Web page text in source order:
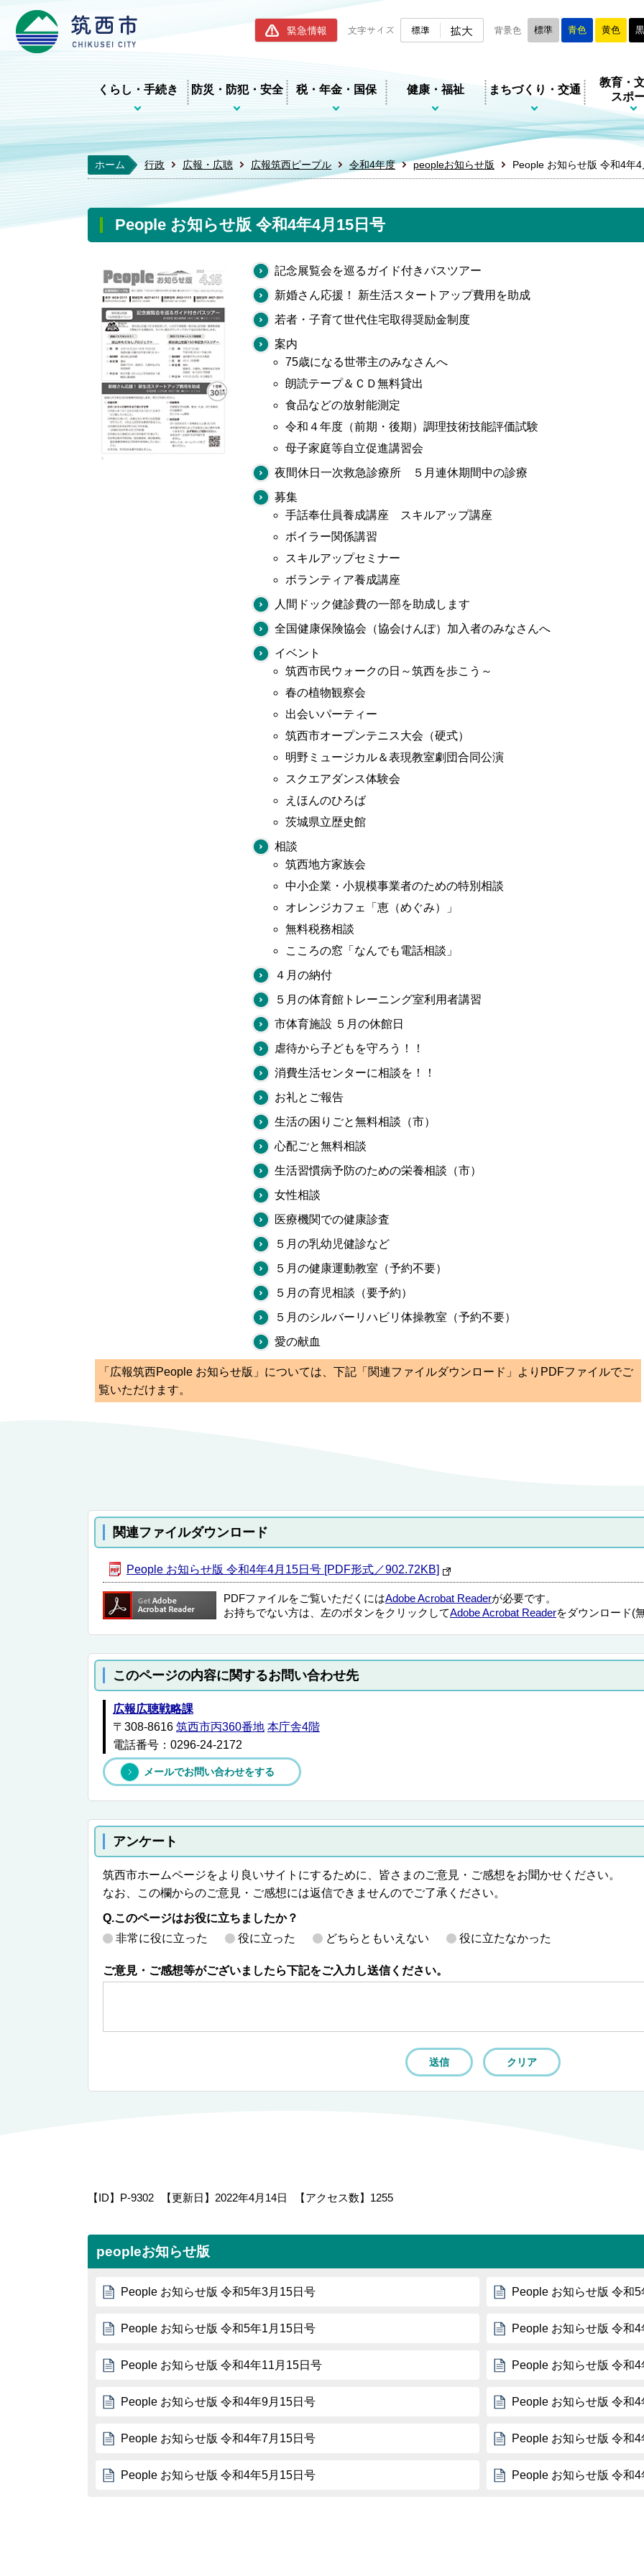
筑西市ホームページ
緊急情報 文字サイズ 標準 拡大 背景色 標準 青色 黄色
くらし・手続き 防災・防犯・安全 税・年金・国保 健康・福祉 まちづくり・交通
教育・
スポ
ホーム 行政 広報・広聴 広報筑西ピープル 令和4年度 peopleお知らせ版 People お知らせ版 令和4年
People お知らせ版 令和4年4月15日号
記念展覧会を巡るガイド付きバスツアー
新婚さん応援！ 新生活スタートアップ費用を助成
若者・子育て世代住宅取得奨励金制度
案内
75歳になる世帯主のみなさんへ
朗読テープ＆ＣＤ無料貸出
食品などの放射能測定
令和４年度（前期・後期）調理技術技能評価試験
母子家庭等自立促進講習会
夜間休日一次救急診療所 ５月連休期間中の診療
募集
手話奉仕員養成講座 スキルアップ講座
ボイラー関係講習
スキルアップセミナー
ボランティア養成講座
人間ドック健診費の一部を助成します
全国健康保険協会（協会けんぽ）加入者のみなさんへ
イベント
筑西市民ウォークの日～筑西を歩こう～
春の植物観察会
出会いパーティー
筑西市オープンテニス大会（硬式）
明野ミュージカル＆表現教室劇団合同公演
スクエアダンス体験会
えほんのひろば
茨城県立歴史館
相談
筑西地方家族会
中小企業・小規模事業者のための特別相談
オレンジカフェ「恵（めぐみ）」
無料税務相談
こころの窓「なんでも電話相談」
４月の納付
５月の体育館トレーニング室利用者講習
市体育施設 ５月の休館日
虐待から子どもを守ろう！！
消費生活センターに相談を！！
お礼とご報告
生活の困りごと無料相談（市）
心配ごと無料相談
生活習慣病予防のための栄養相談（市）
女性相談
医療機関での健康診査
５月の乳幼児健診など
５月の健康運動教室（予約不要）
５月の育児相談（要予約）
５月のシルバーリハビリ体操教室（予約不要）
愛の献血
「広報筑西People お知らせ版」については、下記「関連ファイルダウンロード」よりPDFファイルでご
覧いただけます。
関連ファイルダウンロード
People お知らせ版 令和4年4月15日号 [PDF形式／902.72KB]
PDFファイルをご覧いただくにはAdobe Acrobat Readerが必要です。
お持ちでない方は、左のボタンをクリックしてAdobe Acrobat Readerをダウンロード(
このページの内容に関するお問い合わせ先
広報広聴戦略課
〒308-8616 筑西市丙360番地 本庁舎4階
電話番号：0296-24-2172
メールでお問い合わせをする
アンケート
筑西市ホームページをより良いサイトにするために、皆さまのご意見・ご感想をお聞かせください。
なお、この欄からのご意見・ご感想には返信できませんのでご了承ください。
Q.このページはお役に立ちましたか？
非常に役に立った
役に立った どちらともいえない 役に立たなかった
ご意見・ご感想等がございましたら下記をご入力し送信ください。
【ID】 P-9302 【更新日】 2022年4月14日 【アクセス数】 1255
peopleお知らせ版
People お知らせ版 令和5年3月15日号 People お知らせ版 令和
People お知らせ版 令和5年1月15日号 People お知らせ版 令和
People お知らせ版 令和4年11月15日号 People お知らせ版 令和
People お知らせ版 令和4年9月15日号 People お知らせ版 令和
People お知らせ版 令和4年7月15日号 People お知らせ版 令和
People お知らせ版 令和4年5月15日号 People お知らせ版 令和